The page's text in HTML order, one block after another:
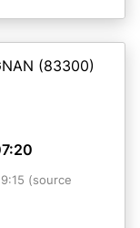
(83300)
(source